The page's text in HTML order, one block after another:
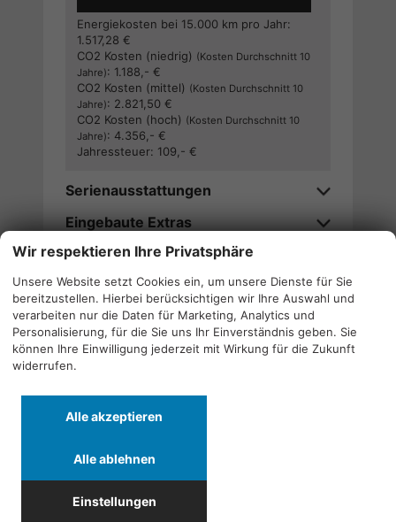
Energiekosten bei 15.000 km pro Jahr:
1.517,28 €
CO2 Kosten (niedrig) (Kosten Durchschnitt 10
Jahre): 1.188,- €
CO2 Kosten (mittel) (Kosten Durchschnitt 10
Jahre): 2.821,50 €
CO2 Kosten (hoch) (Kosten Durchschnitt 10
Jahre): 4.356,- €
Jahressteuer: 109,- €
Serienausstattungen
Eingebaute Extras
Wir rufen Sie an
Alle
von
Romeo
anzeigen
Quicklinks
Wir respektieren Ihre Privatsphäre
Unsere Website setzt Cookies ein, um unsere Dienste für Sie
bereitzustellen. Hierbei berücksichtigen wir Ihre Auswahl und
verarbeiten nur die Daten für Marketing, Analytics und
Personalisierung, für die Sie uns Ihr Einverständnis geben. Sie
können Ihre Einwilligung jederzeit mit Wirkung für die Zukunft
widerrufen.
Alle akzeptieren
Alle ablehnen
Einstellungen